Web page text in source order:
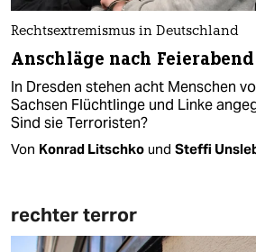
Rechtsextremismus in Deutschland
Anschläge nach Feierabend
In Dresden stehen acht Menschen
Sachsen Flüchtlinge und Linke
Sind sie Terroristen?
Von Konrad Litschko und Steffi
rechter terror